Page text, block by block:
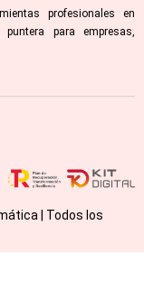
profesionales en
para empresas,
| Todos los